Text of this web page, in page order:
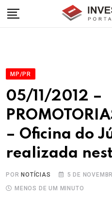
MP/PR
05/11/2012 –
– Oficina do
realizada
POR NOTÍCIAS
5 DE
MENOS DE UM MINUTO